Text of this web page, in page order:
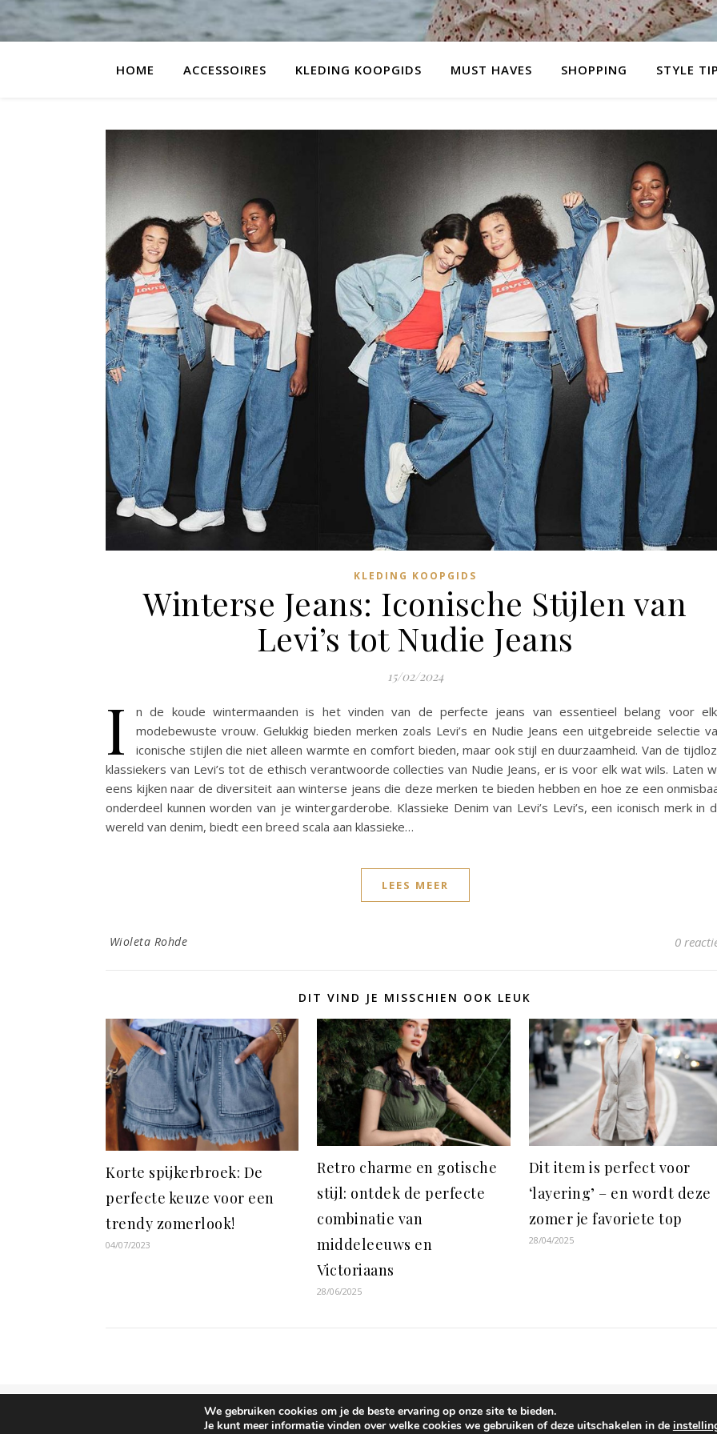
HOME ACCESSOIRES KLEDING KOOPGIDS MUST HAVES SHOPPING STYLE
KLEDING KOOPGIDS
Winterse Jeans: Iconische Stijlen van
Levi’s tot Nudie Jeans
15/02/2024
I
n de koude wintermaanden is het vinden van de perfecte jeans van essentieel belang voor
modebewuste vrouw. Gelukkig bieden merken zoals Levi’s en Nudie Jeans een uitgebreide selectie
iconische stijlen die niet alleen warmte en comfort bieden, maar ook stijl en duurzaamheid. Van de
klassiekers van Levi’s tot de ethisch verantwoorde collecties van Nudie Jeans, er is voor elk wat wils. Laten
eens kijken naar de diversiteit aan winterse jeans die deze merken te bieden hebben en hoe ze een
onderdeel kunnen worden van je wintergarderobe. Klassieke Denim van Levi’s Levi’s, een iconisch merk in
wereld van denim, biedt een breed scala aan klassieke…
LEES MEER
Wioleta Rohde 0
DIT VIND JE MISSCHIEN OOK LEUK
Korte spijkerbroek: De
perfecte keuze voor een
trendy zomerlook!
04/07/2023
Retro charme en gotische
stijl: ontdek de perfecte
combinatie van
middeleeuws en
Victoriaans
28/06/2025
Dit item is perfect voor
‘layering’ – en wordt deze
zomer je favoriete top
28/04/2025
WP Royal.
We gebruiken cookies om je de beste ervaring op onze site te bieden.
Je kunt meer informatie vinden over welke cookies we gebruiken of deze uitschakelen in de